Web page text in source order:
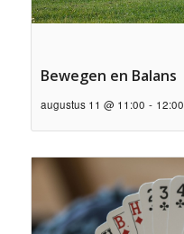
Bewegen en Balans
augustus 11 @ 11:00 - 12:00